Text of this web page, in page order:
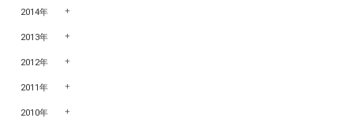
2014年
2013年
2012年
2011年
2010年